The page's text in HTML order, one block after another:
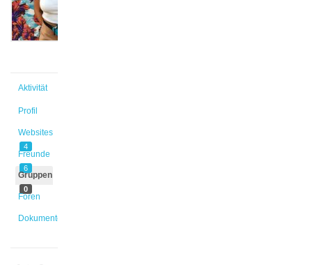
Aktivität
Profil
Websites
4
Freunde
6
Gruppen
0
Foren
Dokumente